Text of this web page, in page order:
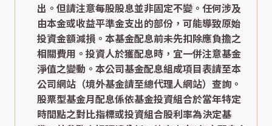
出。但請注意每股股息並非固定不變。任何涉及
由本金或收益平準金支出的部份，可能導致原始
投資金額減損。本基金配息前未先扣除應負擔之
相關費用。投資人於獲配息時，宜一併注意基金
淨值之變動。本公司基金配息組成項目表請至本
公司網站（境外基金請至總代理人網站）查詢。
股票型基金月配息係依基金投資組合於當年特定
時間點之對比指標或投資組合股利率為決定基